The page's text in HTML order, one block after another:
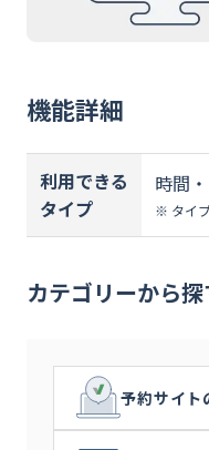
機能詳細
利用できる
タイプ
時間
※ タイ
カテゴリーから探
予約サイト